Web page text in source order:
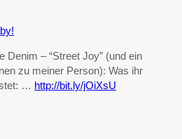
Denim – “Street Joy” (und ein
zu meiner Person): Was ihr
… http://bit.ly/jOiXsU